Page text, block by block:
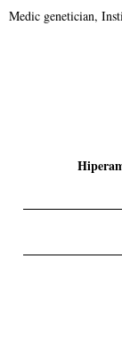
Medic genetician,